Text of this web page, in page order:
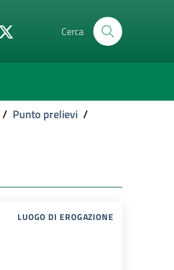
Cerca
/ Punto prelievi /
LUOGO DI EROGAZIONE